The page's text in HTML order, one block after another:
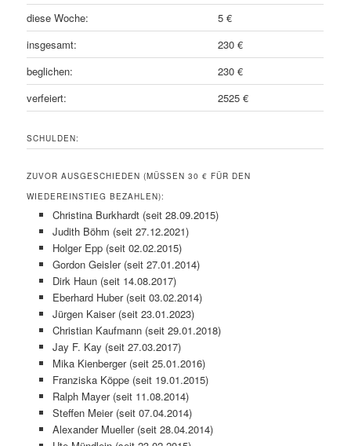
diese Woche:
5 €
insgesamt:
230 €
beglichen:
230 €
verfeiert:
2525 €
SCHULDEN:
ZUVOR AUSGESCHIEDEN (MÜSSEN 30 € FÜR DEN
WIEDEREINSTIEG BEZAHLEN):
Christina Burkhardt (seit 28.09.2015)
Judith Böhm (seit 27.12.2021)
Holger Epp (seit 02.02.2015)
Gordon Geisler (seit 27.01.2014)
Dirk Haun (seit 14.08.2017)
Eberhard Huber (seit 03.02.2014)
Jürgen Kaiser (seit 23.01.2023)
Christian Kaufmann (seit 29.01.2018)
Jay F. Kay (seit 27.03.2017)
Mika Kienberger (seit 25.01.2016)
Franziska Köppe (seit 19.01.2015)
Ralph Mayer (seit 11.08.2014)
Steffen Meier (seit 07.04.2014)
Alexander Mueller (seit 28.04.2014)